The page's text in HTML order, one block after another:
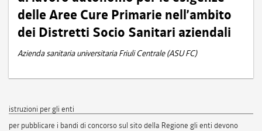
delle Aree Cure Primarie nell’ambito
dei Distretti Socio Sanitari aziendali
Azienda sanitaria universitaria Friuli Centrale (ASU FC)
istruzioni per gli enti
per pubblicare i bandi di concorso sul sito della Regione gli enti devono